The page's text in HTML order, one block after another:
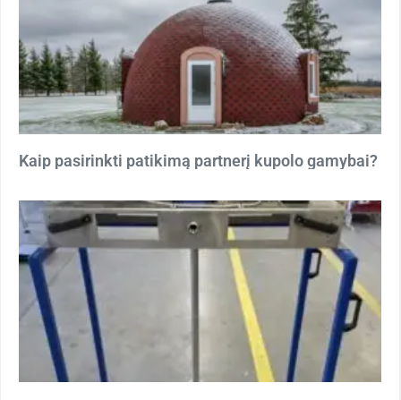
Kaip pasirinkti patikimą partnerį kupolo gamybai?